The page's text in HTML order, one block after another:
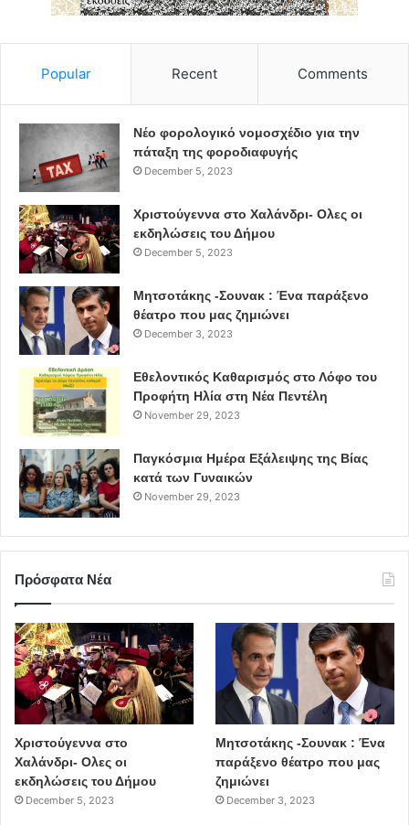
Στην Ελλάδα, όπως αναφέρει το dogma.gr, οι χαρταετοί
πηχάκι, σπάγγο και εφημερίδες και με περισσεύματα από
τις αποκριάτικες κορδέλες.
Οι ονομασίες του χαρταετού στις
διάφορες χώρες:
Στην Αγγλία, ονομάζεται kite, το οποίο είναι το όνομα
ενός υπέροχου πουλιού
Στην Ιαπωνία, τακο που σημαίνει χταπόδι και έχει να
κάνει με τους πολλούς σπάγκους που κρέμονται από
αυτόν.
Στο Μεξικό τον ονομάζουν papalote που σημαίνει
πεταλούδα
Στη Γερμανία, Drachen που σημαίνει δράκος
Στην χώρα μας, πέρα από την κλασική ονομασία
Επτάνησα και φύσουνα.
ΠΗΓΗ: tanea.gr
κόσμος χαρταετός έθιμο
προέλευση ελλάδα
Popular Recent Comments
Νέο φορολογικό νομοσχέδιο για την
πάταξη της φοροδιαφυγής
December 5, 2023
Χριστούγεννα στο Χαλάνδρι- Ολες οι
εκδηλώσεις του Δήμου
December 5, 2023
Μητσοτάκης -Σουνακ : Ένα παράξενο
θέατρο που μας ζημιώνει
December 3, 2023
Εθελοντικός Καθαρισμός στο Λόφο του
Προφήτη Ηλία στη Νέα Πεντέλη
November 29, 2023
Παγκόσμια Ημέρα Εξάλειψης της Βίας
κατά των Γυναικών
November 29, 2023
Πρόσφατα Νέα
Χριστούγεννα στο
Χαλάνδρι- Ολες οι
εκδηλώσεις του Δήμου
December 5, 2023
Μητσοτάκης -Σουνακ : Ένα
παράξενο θέατρο που μας
ζημιώνει
December 3, 2023